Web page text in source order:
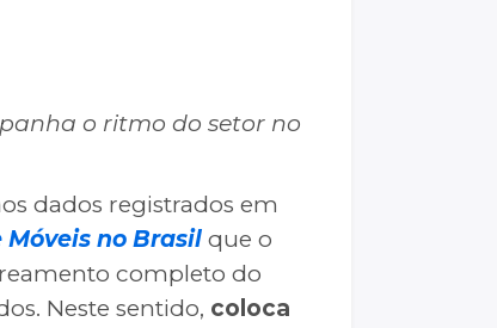
o ritmo do setor no
dados registrados em
no Brasil que o
completo do
Neste sentido, coloca